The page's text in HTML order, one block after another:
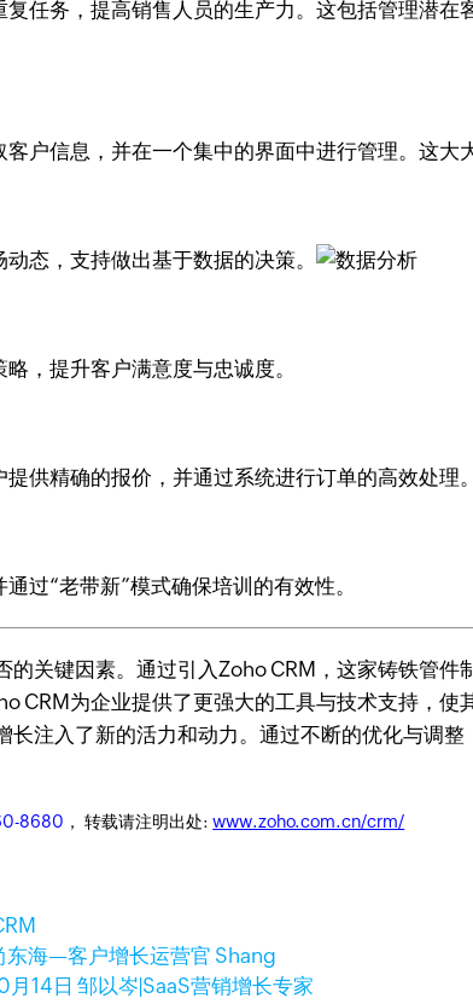
任务，提高销售人员的生产力。这包括管理潜
户信息，并在一个集中的界面中进行管理。这大
态，支持做出基于数据的决策。
，提升客户满意度与忠诚度。
供精确的报价，并通过系统进行订单的高效处理。
过“老带新”模式确保培训的有效性。
关键因素。通过引入Zoho CRM，这家铸铁管件
CRM为企业提供了更强大的工具与技术支持，
注入了新的活力和动力。通过不断的优化与调
8680 ， 转载请注明出处:www.zoho.com.cn/crm/
东海—客户增长运营官 Shang
14日 邹以岑|SaaS营销增长专家